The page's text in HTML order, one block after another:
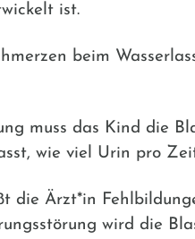
ist.
beim
muss das Kind die
wie viel Urin pro
die Ärzt*in
wird die